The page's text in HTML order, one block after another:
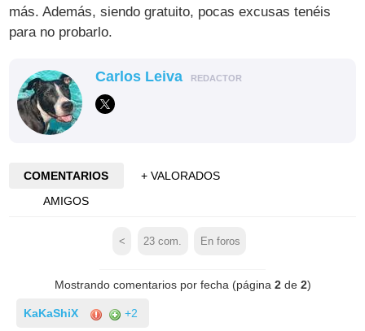
más. Además, siendo gratuito, pocas excusas tenéis
para no probarlo.
Carlos Leiva REDACTOR
COMENTARIOS
+ VALORADOS
AMIGOS
< 23 com. En foros
Mostrando comentarios por fecha (página 2de 2)
KaKaShiX +2